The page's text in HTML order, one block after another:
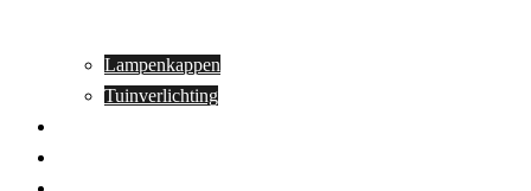
Lampenkappen
Tuinverlichting